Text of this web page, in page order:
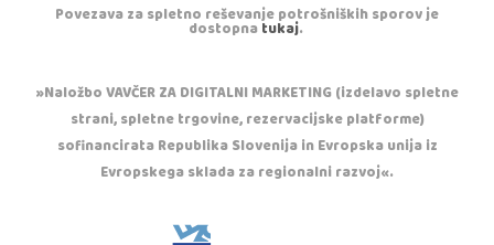
Povezava za spletno reševanje potrošniških sporov je
dostopnatukaj.
»Naložbo VAVČER ZA DIGITALNI MARKETING (izdelavo spletne
strani, spletne trgovine, rezervacijske platforme)
sofinancirata Republika Slovenija in Evropska unija iz
Evropskega sklada za regionalni razvoj«.